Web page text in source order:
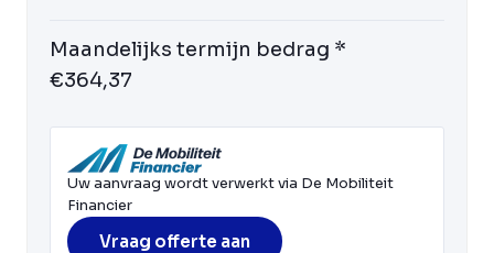
Maandelijks termijn bedrag *
€364,37
Uw aanvraag wordt verwerkt via De Mobiliteit
Financier
Vraag offerte aan